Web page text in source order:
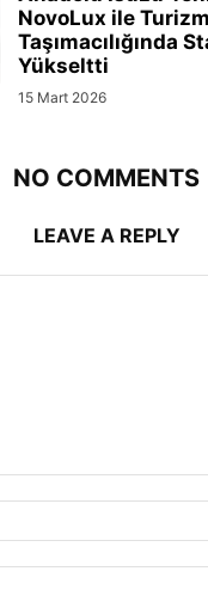
NovoLux ile Turizm
Taşımacılığında
Yükseltti
15 Mart 2026
NO COMMENTS
LEAVE A REPLY